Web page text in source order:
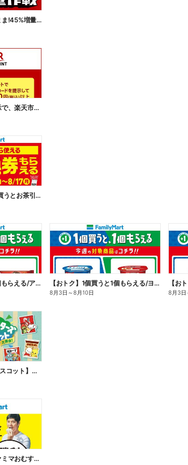
【おトク】お値段そのまま!45%増量作戦!
楽天ポイントカード提示で、楽天市場でのお買い物がおトクに!
【無料引換券!】焼き麺買うとお茶引換券貰える!
【おトク】1個買うと1個もらえる/アイス 【おトク】1個買うと1個もらえる/ヨーグルト
8月3日 ～8月10日
【お
8月3日
【サンリオ×メーカーマスコット】オリジナルグッズ貰える!
【おトク】大谷選手ファミマおむすび割